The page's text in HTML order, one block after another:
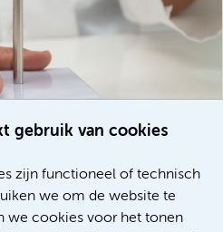
gebruik van cookies
zijn functioneel of technisch
we om de website te
we cookies voor het tonen
verbeteren